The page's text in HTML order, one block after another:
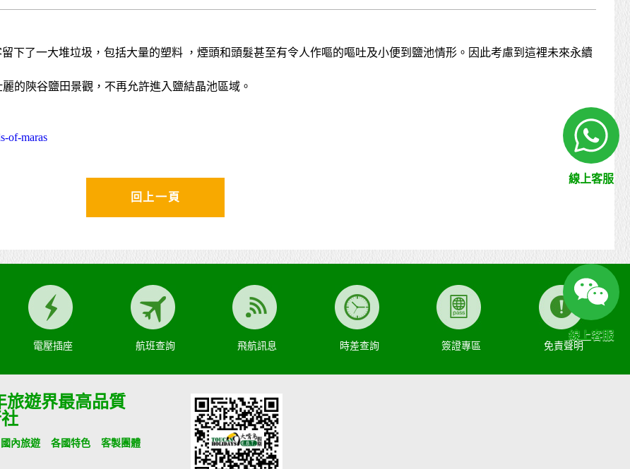
下了一大堆垃圾，包括大量的塑料 ，煙頭和頭髮甚至有令人作嘔的嘔吐及小便到鹽池情形。因此考慮到這裡未來永續
的陝谷鹽田景觀，不再允許進入鹽結晶池區域。
of-maras
回上一頁
電壓插座 航班查詢 飛航訊息 時差查詢 簽證專區 免責聲明
旅遊界最高品質
國內旅遊 各國特色
客製團體
線上客服
線上客服